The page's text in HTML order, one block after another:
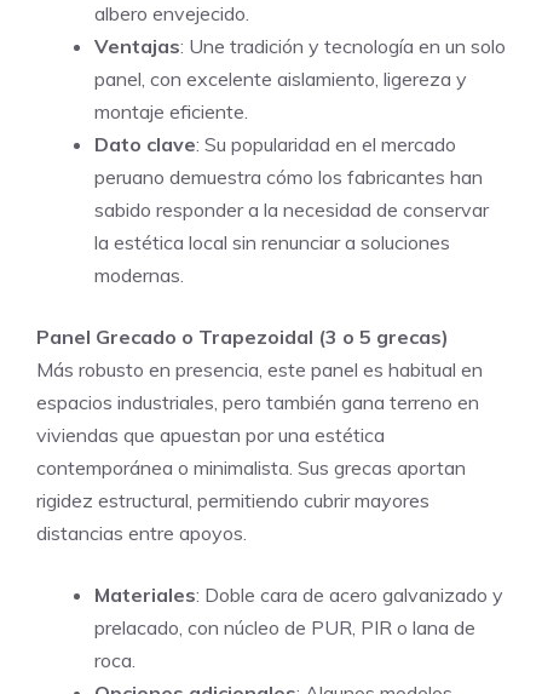
albero envejecido.
Ventajas: Une tradición y tecnología en un solo
panel, con excelente aislamiento, ligereza y
montaje eficiente.
Dato clave: Su popularidad en el mercado
peruano demuestra cómo los fabricantes han
sabido responder a la necesidad de conservar
la estética local sin renunciar a soluciones
modernas.
Panel Grecado o Trapezoidal (3 o 5 grecas)
Más robusto en presencia, este panel es habitual en
espacios industriales, pero también gana terreno en
viviendas que apuestan por una estética
contemporánea o minimalista. Sus grecas aportan
rigidez estructural, permitiendo cubrir mayores
distancias entre apoyos.
Materiales: Doble cara de acero galvanizado y
prelacado, con núcleo de PUR, PIR o lana de
roca.